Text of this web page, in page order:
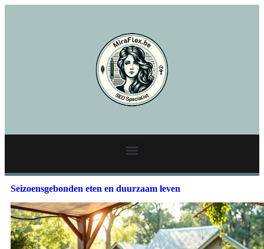
Seizoensgebonden eten en duurzaam leven